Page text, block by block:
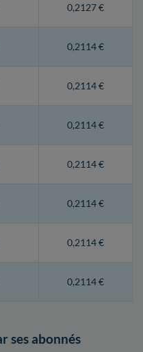
0,2127 €
0,2114 €
0,2114 €
0,2114 €
0,2114 €
0,2114 €
0,2114 €
0,2114 €
ses abonnés